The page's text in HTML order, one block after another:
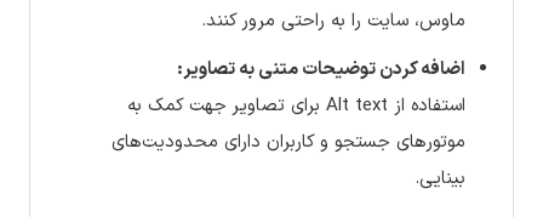
ماوس، سایت را به راحتی مرور کنند.
اضافه کردن توضیحات متنی به تصاویر:
استفاده از Alt text برای تصاویر جهت کمک به
موتورهای جستجو و کاربران دارای محدودیت‌های
بینایی.